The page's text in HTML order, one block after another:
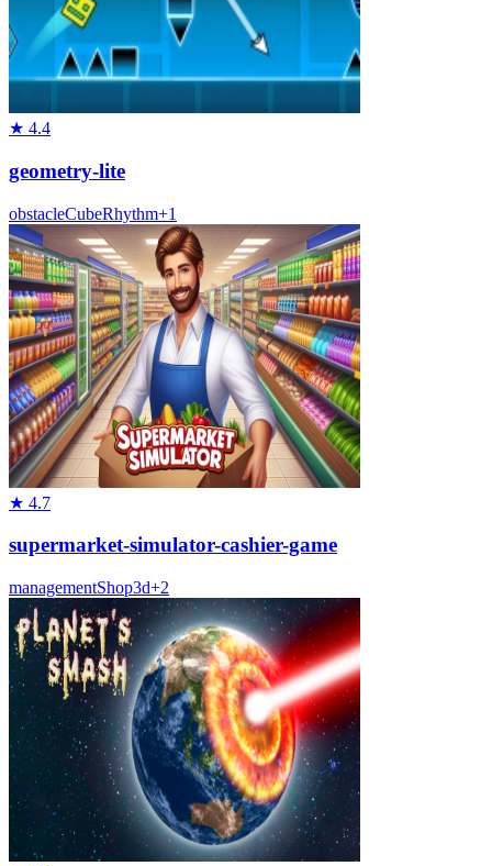
★ 4.4
geometry-lite
obstacleCubeRhythm+1
★ 4.7
supermarket-simulator-cashier-game
managementShop3d+2